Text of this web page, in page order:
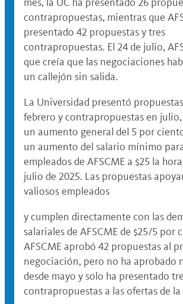
contrapropuestas, mientras que
presentado 42 propuestas y tres
contrapropuestas. El 24 de julio,
que creía que las negociaciones
un callejón sin salida.
La Universidad presentó
febrero y contrapropuestas en
un aumento general del 5 por
un aumento del salario mínimo
empleados de AFSCME a $25 la
julio de 2025. Las propuestas
valiosos empleados
y cumplen directamente con las
salariales de AFSCME de $25/5 por
AFSCME aprobó 42 propuestas al
negociación, pero no ha aprobado
desde mayo y solo ha presentado
contrapropuestas a las ofertas de la